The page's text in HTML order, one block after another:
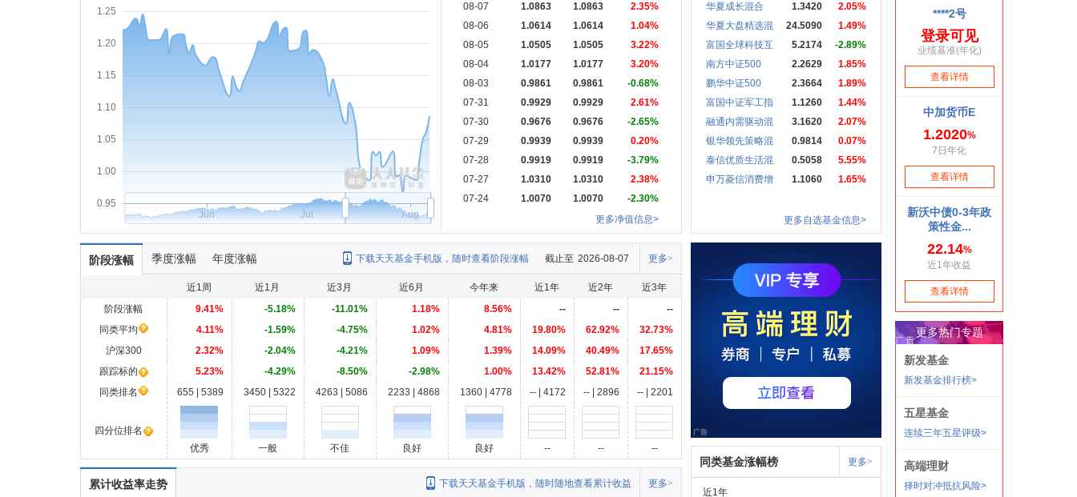
0.95
1.00
1.05
1.10
1.15
1.20
1.25
Jun Jul Aug
08-07
1.0863 1.0863
2.35%
08-06
1.0614 1.0614
1.04%
08-05
1.0505 1.0505
3.22%
08-04
1.0177 1.0177
3.20%
08-03
0.9861 0.9861
-0.68%
07-31
0.9929 0.9929
2.61%
07-30
0.9676 0.9676
-2.65%
07-29
0.9939 0.9939
0.20%
07-28
0.9919 0.9919
-3.79%
07-27
1.0310 1.0310
2.38%
07-24
1.0070 1.0070
-2.30%
更多净值信息>
华夏成长混合
1.3420
2.05%
华夏大盘精选混
24.5090
1.49%
富国全球科技互
5.2174
-2.89%
南方中证500
2.2629
1.85%
鹏华中证500
2.3664
1.89%
富国中证军工指
1.1260
1.44%
融通内需驱动混
3.1620
2.07%
银华领先策略混
0.9814
0.07%
泰信优质生活混
0.5058
5.55%
申万菱信消费增
1.1060 1.65%
更多自选基金信息>
阶段涨幅 季度涨幅 年度涨幅 更多>
截止至 2026-08-07
下载天天基金手机版，随时查看阶段涨幅
近1周 近1月 近3月 近6月 今年来 近1年 近2年
近3年
阶段涨幅
9.41% -5.18% -11.01% 1.18% 8.56% -- --
--
同类平均
4.11% -1.59% -4.75% 1.02% 4.81% 19.80% 62.92%
32.73%
沪深300
2.32% -2.04% -4.21% 1.09% 1.39% 14.09% 40.49%
17.65%
跟踪标的
5.23% -4.29% -8.50% -2.98% 1.00% 13.42% 52.81%
21.15%
同类排名
655 | 5389 3450 | 5322 4263 | 5086 2233 | 4868 1360 | 4778 -- | 4172 -- | 2896 -- | 2201
四分位排名
优秀
一般 不佳 良好 良好 -- -- --
累计收益率走势 更多>
下载天天基金手机版，随时随地查看累计收益
同类基金涨幅榜 更多>
近1年